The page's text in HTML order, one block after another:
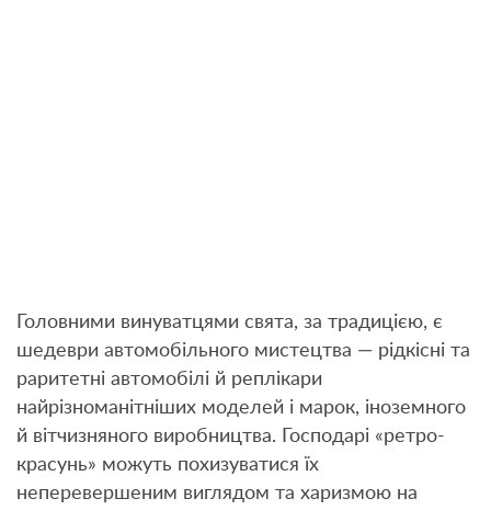
Головними винуватцями свята, за традицією, є
шедеври автомобільного мистецтва — рідкісні та
раритетні автомобілі й реплікари
найрізноманітніших моделей і марок, іноземного
й вітчизняного виробництва. Господарі «ретро-
красунь» можуть похизуватися їх
неперевершеним виглядом та харизмою на